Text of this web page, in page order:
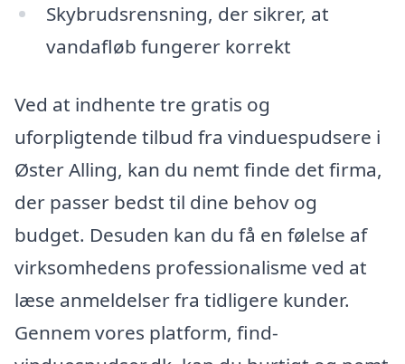
Skybrudsrensning, der sikrer, at
vandafløb fungerer korrekt
Ved at indhente tre gratis og
uforpligtende tilbud fra vinduespudsere i
Øster Alling, kan du nemt finde det firma,
der passer bedst til dine behov og
budget. Desuden kan du få en følelse af
virksomhedens professionalisme ved at
læse anmeldelser fra tidligere kunder.
Gennem vores platform, find-